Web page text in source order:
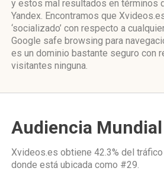
y estos mal resultados en términos
Yandex. Encontramos que
‘socializado’ con respecto a
Google safe browsing para
es un dominio bastante seguro con
visitantes ninguna.
Audiencia Mundial
Xvideos.es obtiene 42.3% del
donde está ubicada como #29.